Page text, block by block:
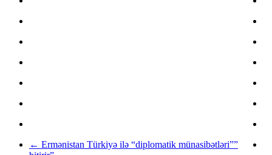
← Ermənistan Türkiyə ilə “diplomatik münasibətləri””